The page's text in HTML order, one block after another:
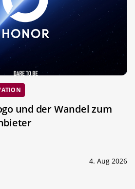
und der Wandel zum
4. Aug 2026